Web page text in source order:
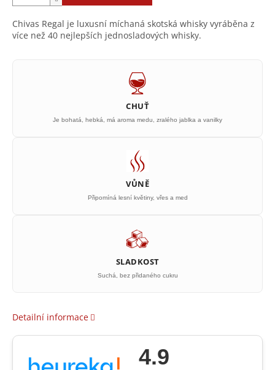
Chivas Regal je luxusní míchaná skotská whisky vyráběna z
více než 40 nejlepších jednosladových whisky.
CHUŤ
Je bohatá, hebká, má aroma medu, zralého jablka a vanilky
VŮNĚ
Připomíná lesní květiny, vřes a med
SLADKOST
Suchá, bez přidaného cukru
Detailní informace
4.9